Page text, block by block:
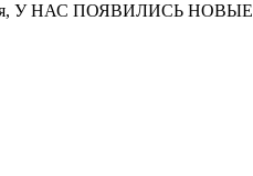
Китая, У НАС ПОЯВИЛИСЬ